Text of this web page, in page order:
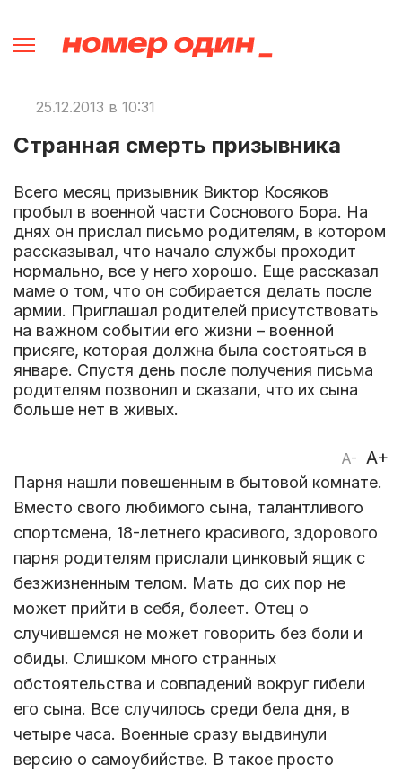
25.12.2013 в 10:31
Странная смерть призывника
Всего месяц призывник Виктор Косяков
пробыл в военной части Соснового Бора. На
днях он прислал письмо родителям, в котором
рассказывал, что начало службы проходит
нормально, все у него хорошо. Еще рассказал
маме о том, что он собирается делать после
армии. Приглашал родителей присутствовать
на важном событии его жизни – военной
присяге, которая должна была состояться в
январе. Спустя день после получения письма
родителям позвонил и сказали, что их сына
больше нет в живых.
A- A+
Парня нашли повешенным в бытовой комнате.
Вместо свого любимого сына, талантливого
спортсмена, 18-летнего красивого, здорового
парня родителям прислали цинковый ящик с
безжизненным телом. Мать до сих пор не
может прийти в себя, болеет. Отец о
случившемся не может говорить без боли и
обиды. Слишком много странных
обстоятельства и совпадений вокруг гибели
его сына. Все случилось среди бела дня, в
четыре часа. Военные сразу выдвинули
версию о самоубийстве. В такое просто